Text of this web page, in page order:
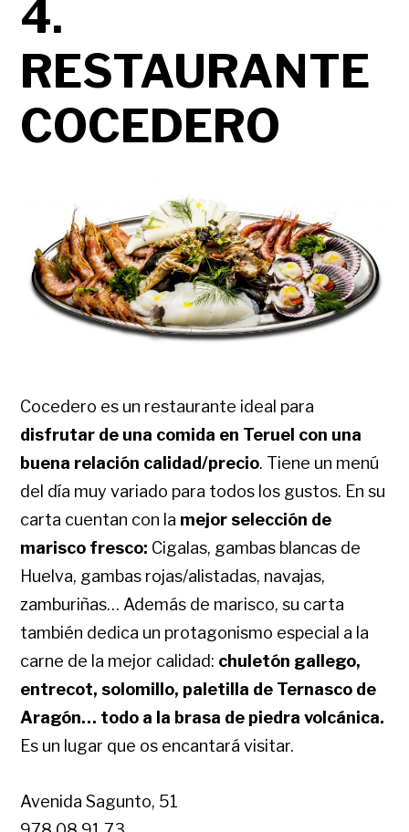
4.
RESTAURANTE
COCEDERO
Cocedero es un restaurante ideal para
disfrutar de una comida en Teruel con una
buena relación calidad/precio. Tiene un menú
del día muy variado para todos los gustos. En su
carta cuentan con la mejor selección de
marisco fresco: Cigalas, gambas blancas de
Huelva, gambas rojas/alistadas, navajas,
zamburiñas… Además de marisco, su carta
también dedica un protagonismo especial a la
carne de la mejor calidad: chuletón gallego,
entrecot, solomillo, paletilla de Ternasco de
Aragón… todo a la brasa de piedra volcánica.
Es un lugar que os encantará visitar.
Avenida Sagunto, 51